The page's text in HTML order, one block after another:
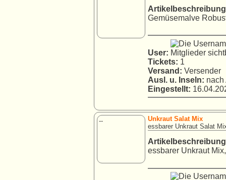
Gemüsemalve
User:
Tickets: 1
Versand: Versender
Ausl. u. Inseln: nach
Eingestellt:
--
Unkraut Salat Mix
essbarer Unkraut Salat
essbarer Unkraut